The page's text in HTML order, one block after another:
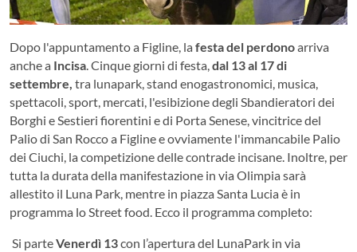
Dopo l'appuntamento a Figline, la festa del perdonoarriva
anche a Incisa. Cinque giorni di festa,dal 13 al 17 di
settembre, tra lunapark, stand enogastronomici, musica,
spettacoli, sport, mercati, l'esibizione degli Sbandieratori dei
Borghi e Sestieri fiorentini e di Porta Senese, vincitrice del
Palio di San Rocco a Figline e ovviamente l'immancabile Palio
dei Ciuchi, la competizione delle contrade incisane. Inoltre, per
tutta la durata della manifestazione in via Olimpia sarà
allestito il Luna Park, mentre in piazza Santa Lucia è in
programma lo Street food. Ecco il programma completo:
Si parteVenerdì 13con l’apertura del LunaPark in via